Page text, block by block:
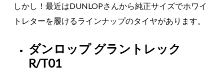
しかし！最近はDUNLOPさんから純正サイズでホワイ
トレターを履けるラインナップのタイヤがあります。
ダンロップ グラントレック
R/T01